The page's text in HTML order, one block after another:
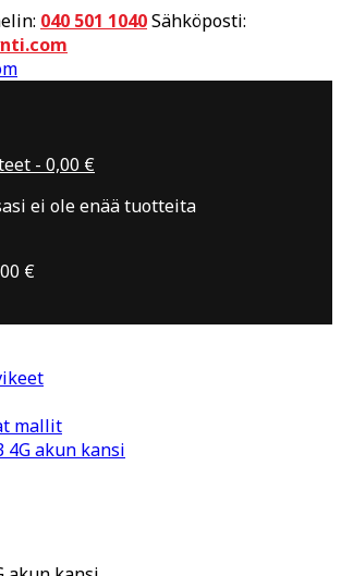
040 501 1040Sähköposti:
- 0,00 €
ei ole enää tuotteita
€
mallit
4G akun kansi